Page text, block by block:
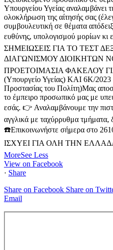
Υπουργείου Υγείας αναλαμβάνει
ολοκλήρωση της αίτησής σας
συμβουλευτική σε θέματα
ευθύνης, υπολογισμού μορίων κι
ΣΗΜΕΙΩΣΕΙΣ ΓΙΑ ΤΟ ΤΕΣΤ
ΔΙΑΓΩΝΙΣΜΟΥ ΔΙΟΙΚΗΤΩΝ
ΠΡΟΕΤΟΙΜΑΣΙΑ ΦΑΚΕΛΟΥ
(Υπουργείο Υγείας) ΚΑΙ 6Κ/2023
Προστασίας του Πολίτη)Μας
το έμπειρο προσωπικό μας με
εσάς. 👉 Αναλαμβάνουμε την
αγγλικά με ταχύρρυθμα
☎️Επικοινωνήστε σήμερα στο
ΙΣΧΥΕΙ ΓΙΑ ΟΛΗ ΤΗΝ
MoreSee Less
View on Facebook
· Share
Share on Facebook Share on
Email